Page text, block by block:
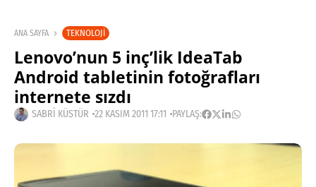
ANA SAYFA TEKNOLOJI
Lenovo’nun 5 inç’lik IdeaTab
Android tabletinin fotoğrafları
internete sızdı
SABRI KÜSTÜR 22 KASIM 2011 17:11 PAYLAŞ: